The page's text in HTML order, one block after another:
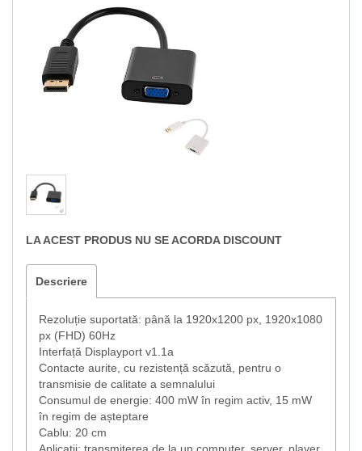
LA ACEST PRODUS NU SE ACORDA DISCOUNT
Descriere
Rezoluție suportată: până la 1920x1200 px, 1920x1080
px (FHD) 60Hz
Interfață Displayport v1.1a
Contacte aurite, cu rezistență scăzută, pentru o
transmisie de calitate a semnalului
Consumul de energie: 400 mW în regim activ, 15 mW
în regim de așteptare
Cablu: 20 cm